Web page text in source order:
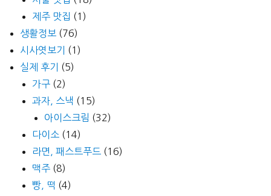
제주 맛집 (1)
생활정보 (76)
시사엿보기
(1)
실제 후기
(5)
가구 (2)
과자, 스낵 (15)
아이스크림 (32)
다이소 (14)
라면, 패스트푸드 (16)
맥주 (8)
빵, 떡 (4)